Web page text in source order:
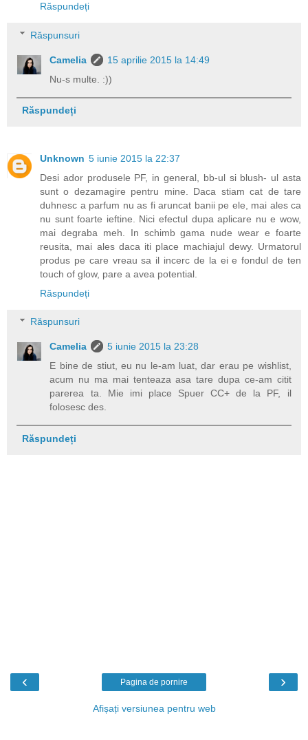
Răspundeți
Răspunsuri
Camelia
15 aprilie 2015 la 14:49
Nu-s multe. :))
Răspundeți
Unknown 5 iunie 2015 la 22:37
Desi ador produsele PF, in general, bb-ul si blush- ul asta
sunt o dezamagire pentru mine. Daca stiam cat de tare
duhnesc a parfum nu as fi aruncat banii pe ele, mai ales ca
nu sunt foarte ieftine. Nici efectul dupa aplicare nu e wow,
mai degraba meh. In schimb gama nude wear e foarte
reusita, mai ales daca iti place machiajul dewy. Urmatorul
produs pe care vreau sa il incerc de la ei e fondul de ten
touch of glow, pare a avea potential.
Răspundeți
Răspunsuri
Camelia
5 iunie 2015 la 23:28
E bine de stiut, eu nu le-am luat, dar erau pe wishlist,
acum nu ma mai tenteaza asa tare dupa ce-am citit
parerea ta. Mie imi place Spuer CC+ de la PF, il
folosesc des.
Răspundeți
‹ ›
Pagina de pornire
Afișați versiunea pentru web